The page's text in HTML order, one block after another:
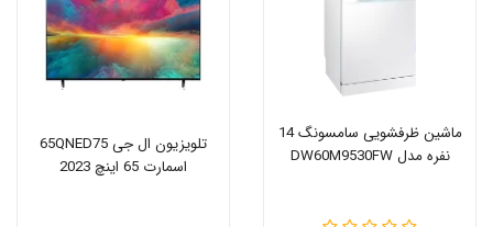
ماشین ظرفشویی سامسونگ 14
نفره مدل DW60M9530FW
تلویزیون ال جی 65QNED75
اسمارت 65 اینچ 2023